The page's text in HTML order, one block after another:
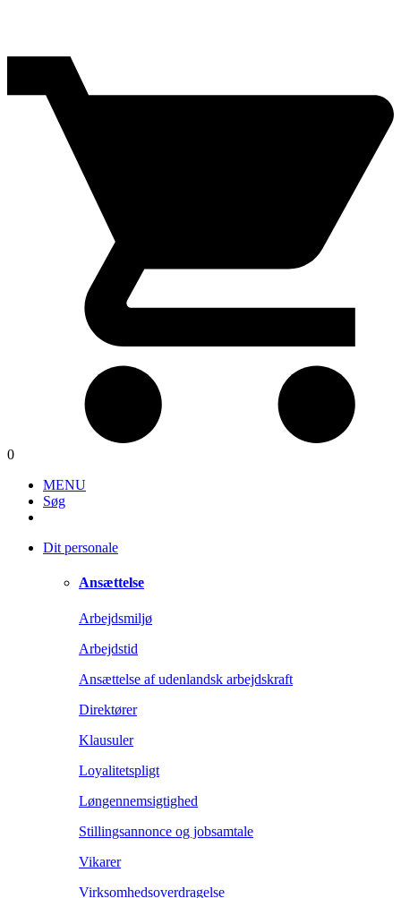
0
MENU
Søg
Dit personale
Ansættelse
Arbejdsmiljø
Arbejdstid
Ansættelse af udenlandsk arbejdskraft
Direktører
Klausuler
Loyalitetspligt
Løngennemsigtighed
Stillingsannonce og jobsamtale
Vikarer
Virksomhedsoverdragelse